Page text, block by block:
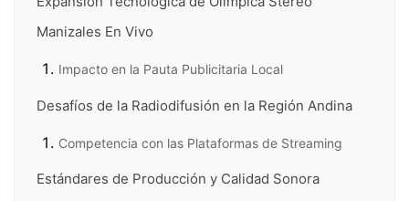
Manizales En Vivo
Impacto en la Pauta Publicitaria Local
Desafíos de la Radiodifusión en la Región Andina
Competencia con las Plataformas de Streaming
Estándares de Producción y Calidad Sonora